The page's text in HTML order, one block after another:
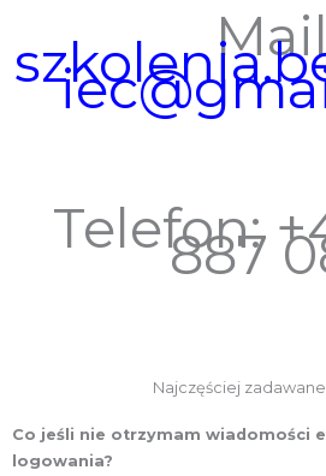
Telefon:
887
Najczęściej
Co jeśli nie otrzymam wiadomości
logowania?